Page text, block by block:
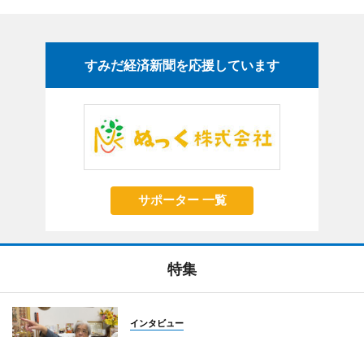
すみだ経済新聞を応援しています
サポーター 一覧
特集
インタビュー